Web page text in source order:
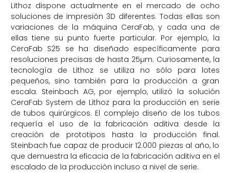
Lithoz dispone actualmente en el mercado de ocho
soluciones de impresión 3D diferentes. Todas ellas son
variaciones de la máquina CeraFab, y cada una de
ellas tiene su punto fuerte particular. Por ejemplo, la
CeraFab S25 se ha diseñado específicamente para
resoluciones precisas de hasta 25µm. Curiosamente, la
tecnología de Lithoz se utiliza no sólo para lotes
pequeños, sino también para la producción a gran
escala. Steinbach AG, por ejemplo, utilizó la solución
CeraFab System de Lithoz para la producción en serie
de tubos quirúrgicos. El complejo diseño de los tubos
requería el uso de la fabricación aditiva desde la
creación de prototipos hasta la producción final.
Steinbach fue capaz de producir 12.000 piezas al año, lo
que demuestra la eficacia de la fabricación aditiva en el
escalado de la producción incluso a nivel de serie.